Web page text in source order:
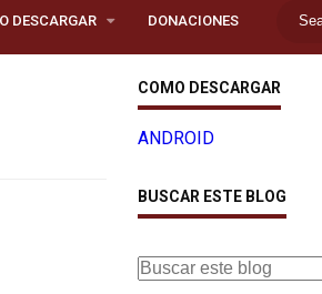
DESCARGAR DONACIONES
COMO DESCARGAR
ANDROID
BUSCAR ESTE BLOG